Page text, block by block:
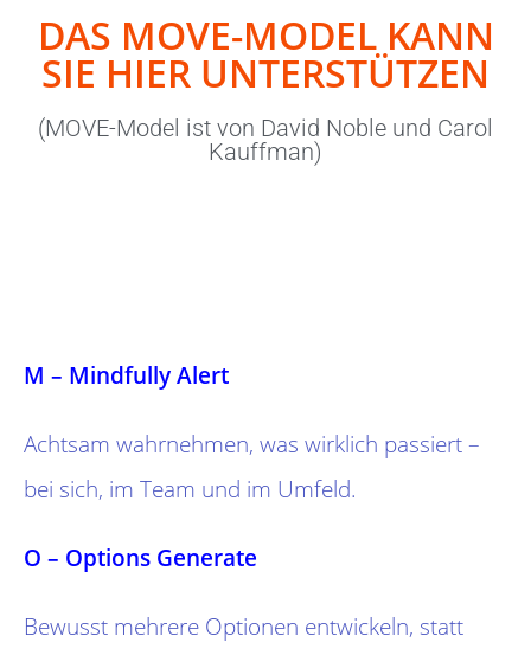
DAS MOVE-MODEL KANN
SIE HIER UNTERSTÜTZEN
(MOVE-Model ist von David Noble und Carol
Kauffman)
M – Mindfully Alert
Achtsam wahrnehmen, was wirklich passiert –
bei sich, im Team und im Umfeld.
O – Options Generate
Bewusst mehrere Optionen entwickeln, statt